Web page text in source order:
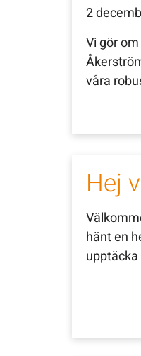
2
Vi gör
våra
Hej
hänt en